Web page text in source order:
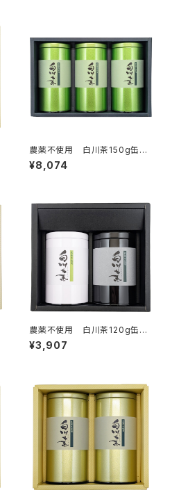
農薬不使用 白川茶150g缶入
り 3本組ギフト NO.5はつつ
み・ずいうん×2
¥8,074
農薬不使用 白川茶120g缶入
り 2本組ギフト NO.13ずいう
ん×2
¥3,907